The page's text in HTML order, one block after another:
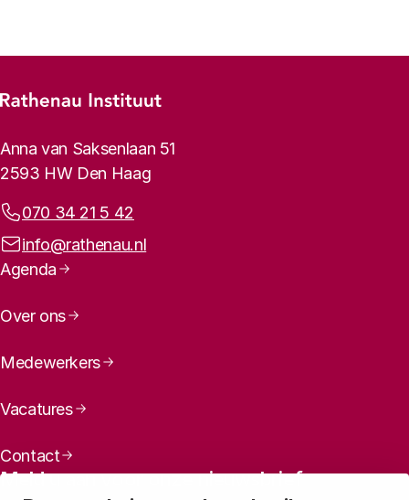
Footer-menu
Rathenau logo, naar de homepage
Contactinformatie
Anna van Saksenlaan 51
2593 HW Den Haag
Telefoonnummer:
070 34 21 5 42
E-mailadres:
info@rathenau.nl
Paginanavigatie
Agenda
Over ons
Medewerkers
Vacatures
Contact
Meld u aan voor onze nieuwsbrief